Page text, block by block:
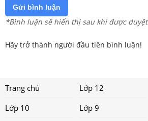
Gửi bình luận
*Bình luận sẽ hiển thị sau khi được duyệt
Hãy trở thành người đầu tiên bình luận!
Trang chủ Lớp 12
Lớp 10
Lớp 9